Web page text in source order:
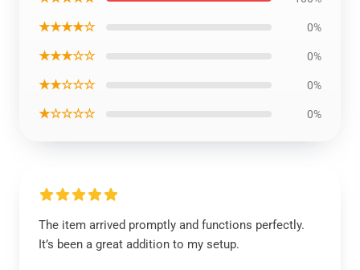
★★★★☆ 0%
★★★☆☆ 0%
★★☆☆☆ 0%
★☆☆☆☆ 0%
The item arrived promptly and functions perfectly.
It’s been a great addition to my setup.